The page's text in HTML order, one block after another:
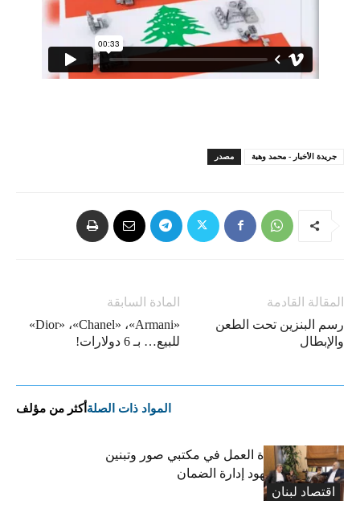
مصدر جريدة الأخبار - محمد وهبة
المادة السابقة
«Dior» ،«Chanel» ،«Armani»
للبيع… بـ 6 دولارات!
المقالة القادمة
رسم البنزين تحت الطعن
والإبطال
المواد ذات الصلة أكثر من مؤلف
اقتصاد لبنان
كركي يعلن عودة العمل في مكتبي صور وتبنين
وطليس ينوّه بجهود إدارة الضمان